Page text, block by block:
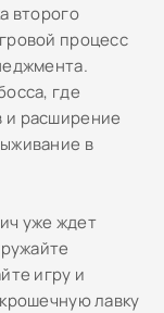
второго
процесс
где
и расширение
в
уже ждет
игру и
лавку